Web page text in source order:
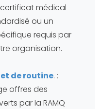
médical
ou un
requis par
organisation.
de routine. :
offres des
par la RAMQ